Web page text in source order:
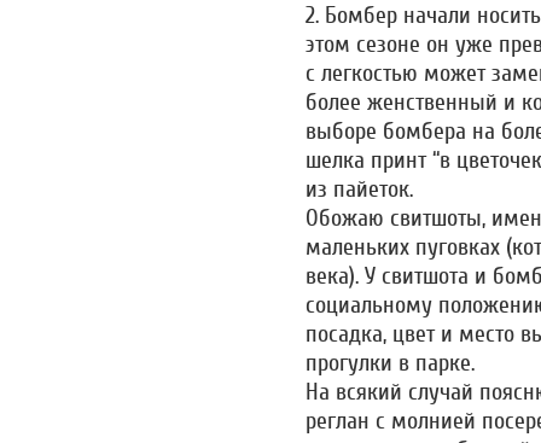
2. Бомбер начали
этом сезоне он уже
с легкостью может
более женственный и
выборе бомбера на
шелка принт “в
из пайеток.
Обожаю свитшоты,
маленьких пуговках
века). У свитшота и
социальному
посадка, цвет и место
прогулки в парке.
На всякий случай
реглан с молнией